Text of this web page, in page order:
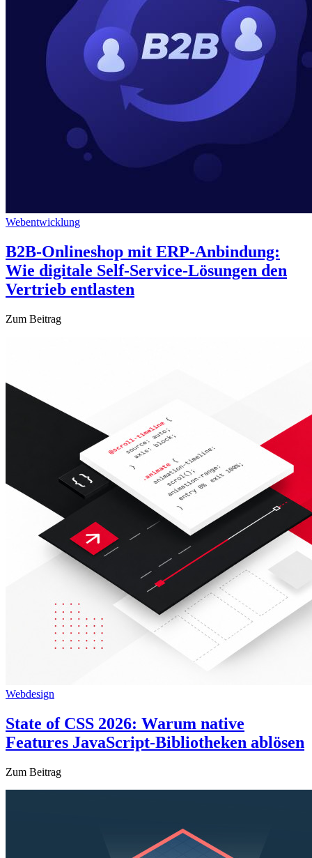
Webentwicklung
B2B-Onlineshop mit ERP-Anbindung:
Wie digitale Self-Service-Lösungen den
Vertrieb entlasten
Zum Beitrag
Webdesign
State of CSS 2026: Warum native
Features JavaScript-Bibliotheken ablösen
Zum Beitrag